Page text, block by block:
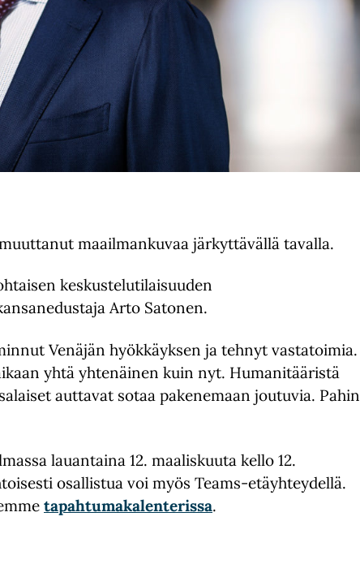
maailmankuvaa järkyttävällä tavalla.
keskustelutilaisuuden
Arto Satonen.
Venäjän hyökkäyksen ja tehnyt vastatoimia.
yhtä yhtenäinen kuin nyt. Humanitääristä
auttavat sotaa pakenemaan joutuvia. Pahin
lauantaina 12. maaliskuuta kello 12.
osallistua voi myös Teams-etäyhteydellä.
tapahtumakalenterissa.